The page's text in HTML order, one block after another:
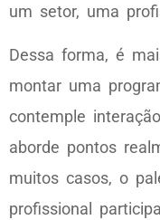
um setor, uma
Dessa forma, é
montar uma
contemple
aborde pontos
muitos casos, o
profissional